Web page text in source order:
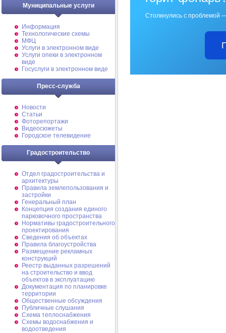
Муниципальные услуги
Информация
Технологические схемы
МФЦ
Услуги в электронном виде
Услуги опеки в электронном
виде
Госуслуги в электронном виде
Пресс-служба
Новости
Статьи
Фоторепортажи
Видеосюжеты
Городское телевидение
Градостроительство
Отдел градостроительства и
архитектуры
Правила землепользования и
застройки
Генеральный план
Концепция создания единого
парковочного пространства
Нормативы градостроительного
проектирования
Сведения об объектах
Правила благоустройства
Размещение рекламных
конструкций
Реестр выданных разрешений
на строительство и ввод
объектов в эксплуатацию
Документация по планировке
территории
Общественные обсуждения
Публичные слушания
Схема теплоснабжения
Схемы водоснабжения и
водоотведения
Столкнулись с проблемой